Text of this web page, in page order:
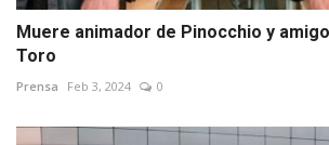
Muere animador de Pinocchio y
Toro
Prensa Feb 3, 2024 0